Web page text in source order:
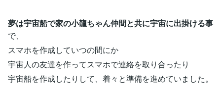
夢は宇宙船で家の小龍ちゃん仲間と共に宇宙に出掛ける事
で、
スマホを作成していつの間にか
宇宙人の友達を作ってスマホで連絡を取り合ったり
宇宙船を作成したりして、着々と準備を進めていました。